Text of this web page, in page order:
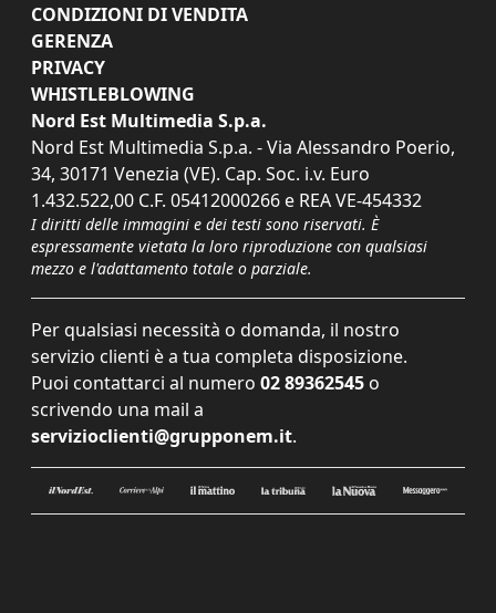
CONDIZIONI DI VENDITA
GERENZA
PRIVACY
WHISTLEBLOWING
Nord Est Multimedia S.p.a.
Nord Est Multimedia S.p.a. - Via Alessandro Poerio,
34, 30171 Venezia (VE). Cap. Soc. i.v. Euro
1.432.522,00 C.F. 05412000266 e REA VE-454332
I diritti delle immagini e dei testi sono riservati. È
espressamente vietata la loro riproduzione con qualsiasi
mezzo e l'adattamento totale o parziale.
Per qualsiasi necessità o domanda, il nostro
servizio clienti è a tua completa disposizione.
Puoi contattarci al numero 02 89362545 o
scrivendo una mail a
servizioclienti@grupponem.it.